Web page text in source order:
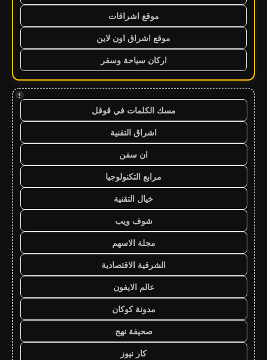
موقع اشراقات
موقع اشراق اون لاين
اركان سياحة وسفر
!
مسك الكلمات في قوقل
اشراق التقنية
ان سفن
مرابع التكنولوجيا
خيال التقنية
شوف ويب
مجلة الاسهم
الشرقية الاقتصادية
عالم الايفون
مدونة كوكان
صحيفة نهج
كار نيوز